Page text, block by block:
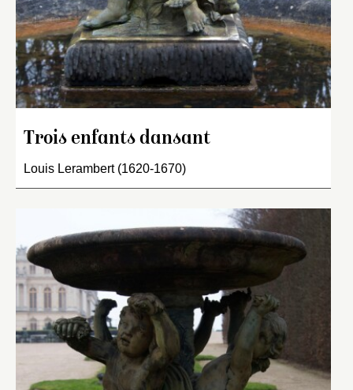
Trois enfants dansant
Louis Lerambert (1620-1670)